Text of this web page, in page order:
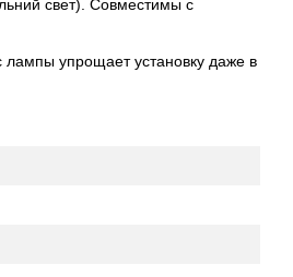
свет). Совместимы с
лампы упрощает установку даже в